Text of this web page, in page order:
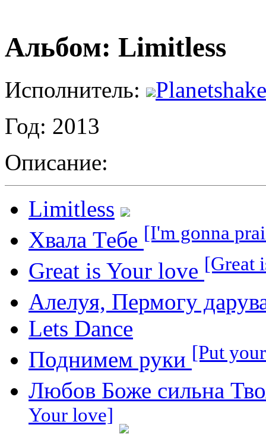
Альбом: Limitless
Исполнитель:
Год: 2013
Описание:
Limitless
Хвала Тебе [I'm gonna
Great is Your love [Great
Алелуя, Пермогу
Lets Dance
Поднимем руки [Put
Любов Боже сильна
Your love]